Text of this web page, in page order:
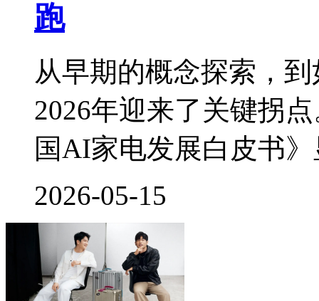
跑
从早期的概念探索，
2026年迎来了关键拐
国AI家电发展白皮书
2026-05-15